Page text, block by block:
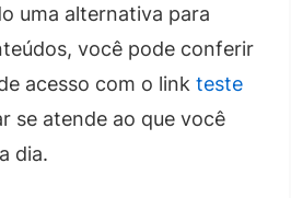
uma alternativa para
você pode conferir
acesso com o link teste
se atende ao que você
dia.